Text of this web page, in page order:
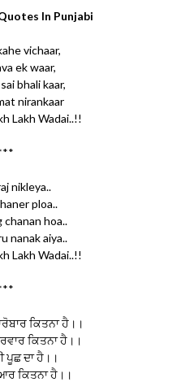
In Punjabi
vichaar,
ek waar,
bhali kaar,
nirankaar
Lakh Wadai..!!
nikleya..
ploa..
hoa..
nanak aiya..
Lakh Wadai..!!
ਕਿਤਨਾ ਹੈ।।
ਕਿਤਨਾ ਹੈ।।
ਪੂਛ ਦਾ ਹੈ।।
ਕਿਤਨਾ ਹੈ।।